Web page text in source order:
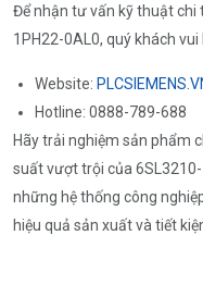
Để nhận tư vấn kỹ thuật chi
1PH22-0AL0, quý khách vui
Website:
Hotline: 0888-789-688
Hãy trải nghiệm sản phẩm
suất vượt trội của
những hệ thống công
hiệu quả sản xuất và tiết